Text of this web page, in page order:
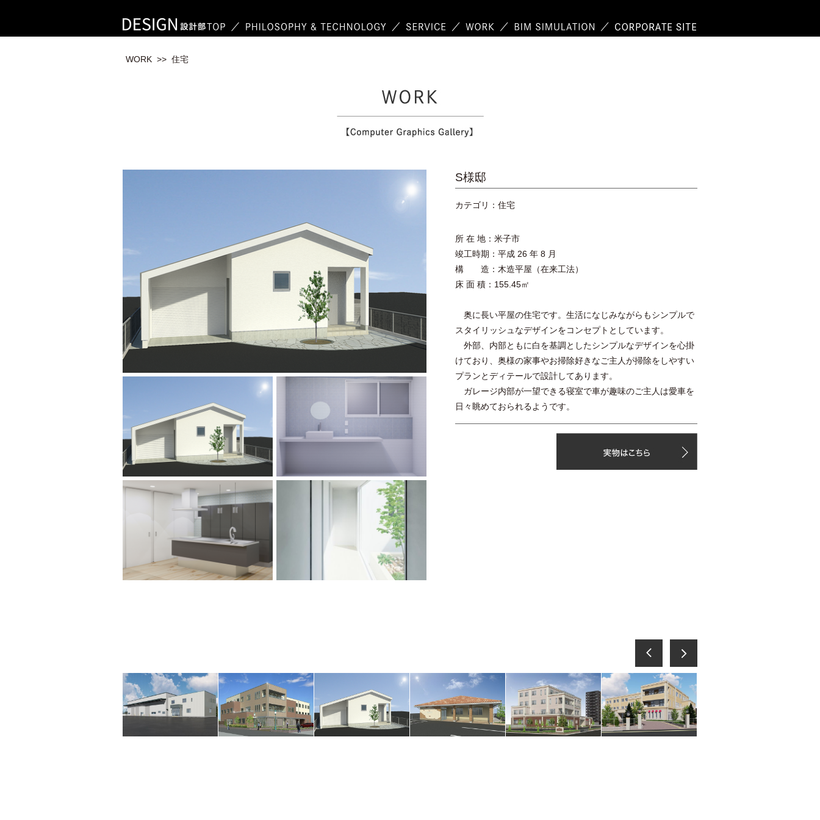
WORK >> 住宅
S様邸
カテゴリ：住宅
所 在 地：米子市
竣工時期：平成 26 年 8 月
構 造：木造平屋（在来工法）
床 面 積：155.45㎡
奥に長い平屋の住宅です。生活になじみながらもシンプルで
スタイリッシュなデザインをコンセプトとしています。
外部、内部ともに白を基調としたシンプルなデザインを心掛
けており、奥様の家事やお掃除好きなご主人が掃除をしやすい
プランとディテールで設計してあります。
ガレージ内部が一望できる寝室で車が趣味のご主人は愛車を
日々眺めておられるようです。